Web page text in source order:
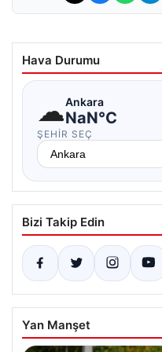
Hava Durumu
☁Ankara
NaN°C
ŞEHIR SEÇ
Bizi Takip Edin
Yan Manşet